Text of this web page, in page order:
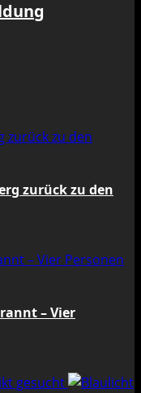
zurück zu den
zurück zu den
– Vier Personen
– Vier
gesucht